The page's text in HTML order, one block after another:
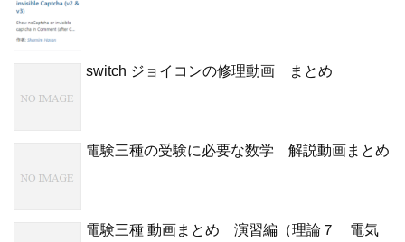
switch ジョイコンの修理動画 まとめ
電験三種の受験に必要な数学 解説動画まとめ
電験三種 動画まとめ 演習編（理論７ 電気